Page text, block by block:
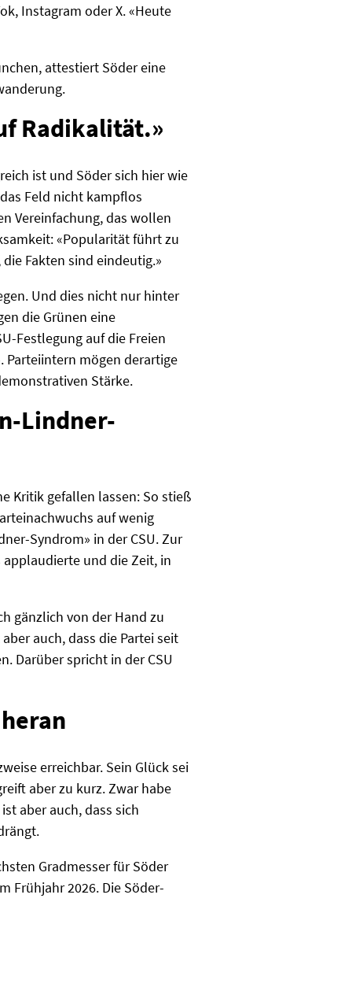
Instagram oder X. «Heute
attestiert Söder eine
Radikalität.»
ist und Söder sich hier wie
Feld nicht kampflos
Vereinfachung, das wollen
«Popularität führt zu
Fakten sind eindeutig.»
Und dies nicht nur hinter
die Grünen eine
Festlegung auf die Freien
Parteiintern mögen derartige
Stärke.
Lindner-
Kritik gefallen lassen: So stieß
auf wenig
Syndrom» in der CSU. Zur
und die Zeit, in
gänzlich von der Hand zu
auch, dass die Partei seit
Darüber spricht in der CSU
erreichbar. Sein Glück sei
aber zu kurz. Zwar habe
aber auch, dass sich
Gradmesser für Söder
Frühjahr 2026. Die Söder-